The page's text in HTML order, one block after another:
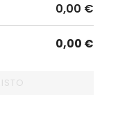
0,00 €
0,00 €